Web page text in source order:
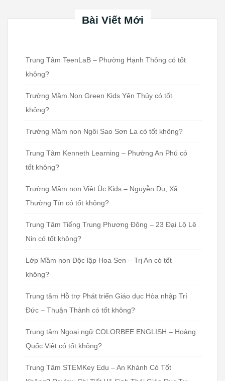
Bài Viết Mới
Trung Tâm TeenLaB – Phường Hạnh Thông có tốt
không?
Trường Mầm Non Green Kids Yên Thủy có tốt
không?
Trường Mầm non Ngôi Sao Sơn La có tốt không?
Trung Tâm Kenneth Learning – Phường An Phú có
tốt không?
Trường Mầm non Việt Úc Kids – Nguyễn Du, Xã
Thường Tín có tốt không?
Trung Tâm Tiếng Trung Phương Đông – 23 Đại Lộ Lê
Nin có tốt không?
Lớp Mầm non Độc lập Hoa Sen – Trị An có tốt
không?
Trung tâm Hỗ trợ Phát triển Giáo dục Hòa nhập Trí
Đức – Thuận Thành có tốt không?
Trung tâm Ngoại ngữ COLORBEE ENGLISH – Hoàng
Quốc Việt có tốt không?
Trung Tâm STEMKey Edu – An Khánh Có Tốt